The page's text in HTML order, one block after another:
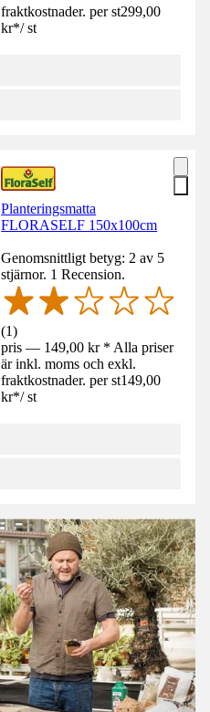
fraktkostnader. per st299,00
kr*/ st
Planteringsmatta
FLORASELF 150x100cm
Genomsnittligt betyg: 2 av 5
stjärnor. 1 Recension.
(1)
pris — 149,00 kr * Alla priser
är inkl. moms och exkl.
fraktkostnader. per st149,00
kr*/ st